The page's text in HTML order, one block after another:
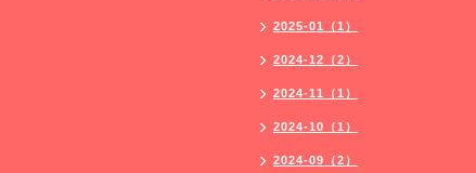
2025-01（1）
2024-12（2）
2024-11（1）
2024-10（1）
2024-09（2）